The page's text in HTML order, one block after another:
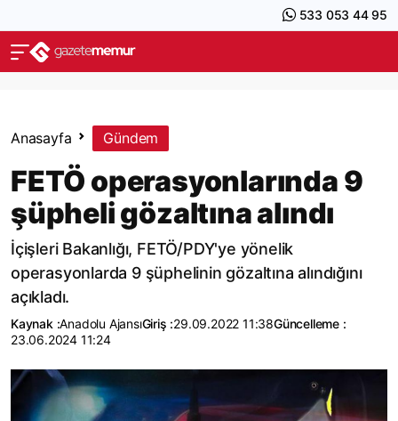
533 053 44 95
Anasayfa Gündem
FETÖ operasyonlarında 9
şüpheli gözaltına alındı
İçişleri Bakanlığı, FETÖ/PDY'ye yönelik
operasyonlarda 9 şüphelinin gözaltına alındığını
açıkladı.
Kaynak :Anadolu AjansıGiriş :29.09.2022 11:38Güncelleme :
23.06.2024 11:24